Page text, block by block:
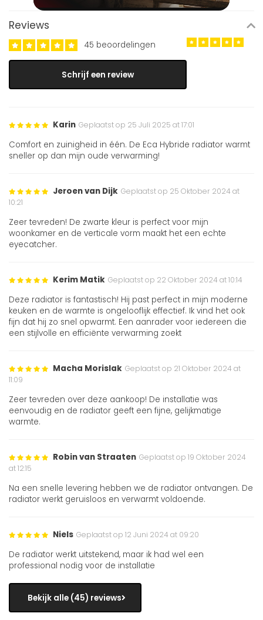
Reviews
45 beoordelingen
Schrijf een review
Karin Geplaatst op 25 Juli 2025 at 17:01
Comfort en zuinigheid in één. De Eca Hybride radiator warmt
sneller op dan mijn oude verwarming!
Jeroen van Dijk Geplaatst op 25 Oktober 2024 at
10:21
Zeer tevreden! De zwarte kleur is perfect voor mijn
woonkamer en de verticale vorm maakt het een echte
eyecatcher.
Kerim Matik Geplaatst op 22 Oktober 2024 at 10:14
Deze radiator is fantastisch! Hij past perfect in mijn moderne
keuken en de warmte is ongelooflijk effectief. Ik vind het ook
fijn dat hij zo snel opwarmt. Een aanrader voor iedereen die
een stijlvolle en efficiënte verwarming zoekt
Macha Morislak Geplaatst op 21 Oktober 2024 at
11:09
Zeer tevreden over deze aankoop! De installatie was
eenvoudig en de radiator geeft een fijne, gelijkmatige
warmte.
Robin van Straaten Geplaatst op 19 Oktober 2024
at 12:15
Na een snelle levering hebben we de radiator ontvangen. De
radiator werkt geruisloos en verwarmt voldoende.
Niels Geplaatst op 12 Juni 2024 at 09:20
De radiator werkt uitstekend, maar ik had wel een
professional nodig voor de installatie
Bekijk alle (45) reviews